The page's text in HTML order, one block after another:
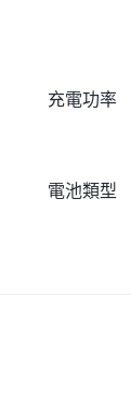
充電功率
電池類型